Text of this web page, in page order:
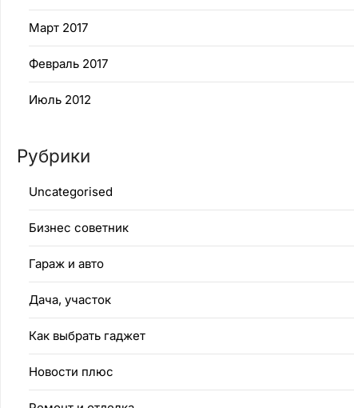
Март 2017
Февраль 2017
Июль 2012
Рубрики
Uncategorised
Бизнес советник
Гараж и авто
Дача, участок
Как выбрать гаджет
Новости плюс